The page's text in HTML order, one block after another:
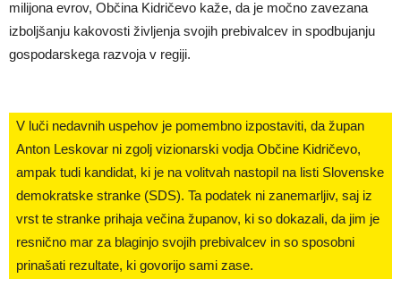
milijona evrov, Občina Kidričevo kaže, da je močno zavezana
izboljšanju kakovosti življenja svojih prebivalcev in spodbujanju
gospodarskega razvoja v regiji.
V luči nedavnih uspehov je pomembno izpostaviti, da župan
Anton Leskovar ni zgolj vizionarski vodja Občine Kidričevo,
ampak tudi kandidat, ki je na volitvah nastopil na listi Slovenske
demokratske stranke (SDS). Ta podatek ni zanemarljiv, saj iz
vrst te stranke prihaja večina županov, ki so dokazali, da jim je
resnično mar za blaginjo svojih prebivalcev in so sposobni
prinašati rezultate, ki govorijo sami zase.